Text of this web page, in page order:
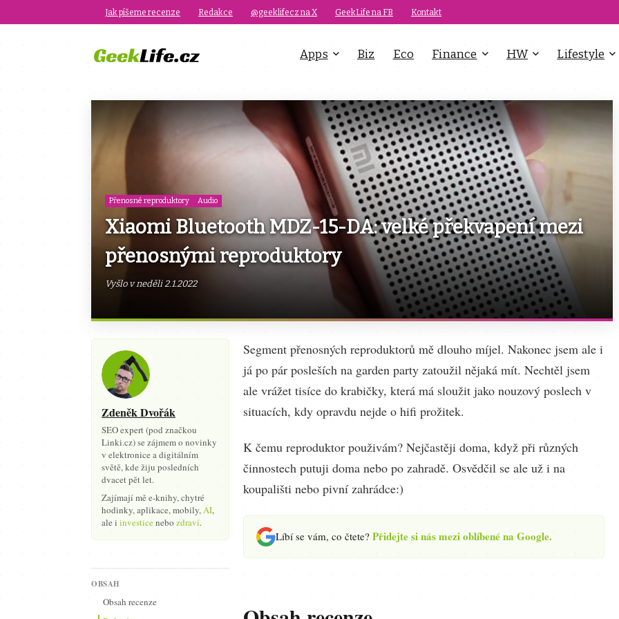
Jak píšeme recenze Redakce @geeklifecz na X GeekLife na FB Kontakt
Apps Biz Eco Finance HW Lifestyle
Přenosné reproduktory Audio
Xiaomi Bluetooth MDZ-15-DA: velké překvapení mezi
přenosnými reproduktory
Vyšlo v neděli 2.1.2022
Zdeněk Dvořák
SEO expert (pod značkou
Linki.cz) se zájmem o novinky
v elektronice a digitálním
světě, kde žiju posledních
dvacet pět let.
Zajímají mě e-knihy, chytré
hodinky, aplikace, mobily,AI,
ale i investicenebo zdraví.
OBSAH
Obsah recenze
Segment přenosných reproduktorů mě dlouho míjel. Nakonec jsem ale i
já po pár posleších na garden party zatoužil nějaká mít. Nechtěl jsem
ale vrážet tisíce do krabičky, která má sloužit jako nouzový poslech v
situacích, kdy opravdu nejde o hifi prožitek.
K čemu reproduktor použivám? Nejčastěji doma, když při různých
činnostech putuji doma nebo po zahradě. Osvědčil se ale už i na
koupališti nebo pivní zahrádce:)
Líbí se vám, co čtete? Přidejte si nás mezi oblíbené na Google.